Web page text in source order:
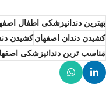
بهترین دندانپزشکی اطفال
کشیدن دندان اصفهانکشیدن
مناسب ترین دندانپزشکی